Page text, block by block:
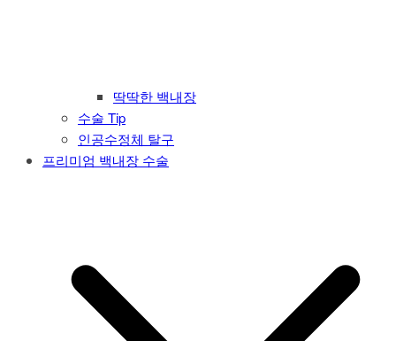
딱딱한 백내장
수술 Tip
인공수정체 탈구
프리미엄 백내장 수술